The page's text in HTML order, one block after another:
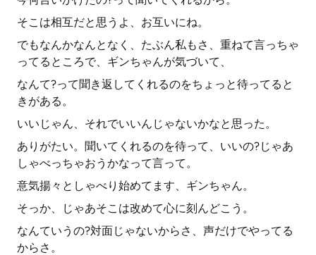
そこは相互だと思うよ、お互いにね。
でもなんかなんとなく、たぶん私もさ、重ねて言っちゃ
ってるところで、ギンちゃんが気づいて、
なんて?って聞き返してくれるのをちょっと待ってると
きがある。
いいじゃん、それでいいんじゃないかなと思った。
ありがたい。聞いてくれるのを待って、いいの?じゃあ
しゃべっちゃおうかなって言って。
意気揚々としゃべり始めてます、ギンちゃん。
そっか、じゃあそこは改めて心に刻んどこう。
なんていうの?対面じゃないからさ、声だけでやってる
からさ。